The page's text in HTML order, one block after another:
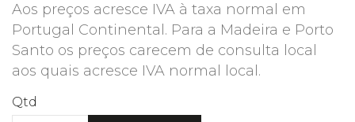
Aos preços acresce IVA à taxa normal em
Portugal Continental. Para a Madeira e Porto
Santo os preços carecem de consulta local
aos quais acresce IVA normal local.
Qtd